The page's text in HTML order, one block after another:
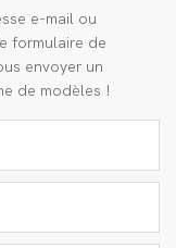
e-mail ou
formulaire de
envoyer un
de modèles !